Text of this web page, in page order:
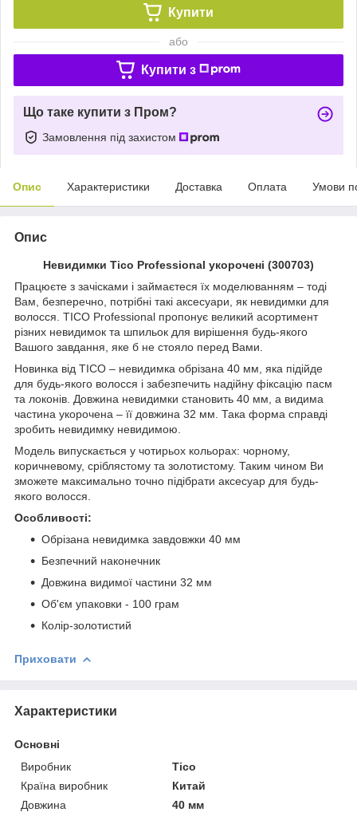
Купити
або
Купити з
Що таке купити з Пром?
Замовлення під захистом
Опис Характеристики Доставка Оплата Умови
Опис
Невидимки Tico Professional укорочені (300703)
Працюєте з зачісками і займаєтеся їх моделюванням – тоді
Вам, безперечно, потрібні такі аксесуари, як невидимки для
волосся. TICO Professional пропонує великий асортимент
різних невидимок та шпильок для вирішення будь-якого
Вашого завдання, яке б не стояло перед Вами.
Новинка від TICO – невидимка обрізана 40 мм, яка підійде
для будь-якого волосся і забезпечить надійну фіксацію пасм
та локонів. Довжина невидимки становить 40 мм, а видима
частина укорочена – її довжина 32 мм. Така форма справді
зробить невидимку невидимою.
Модель випускається у чотирьох кольорах: чорному,
коричневому, сріблястому та золотистому. Таким чином Ви
зможете максимально точно підібрати аксесуар для будь-
якого волосся.
Особливості:
Обрізана невидимка завдовжки 40 мм
Безпечний наконечник
Довжина видимої частини 32 мм
Об'єм упаковки - 100 грам
Колір-золотистий
Приховати
Характеристики
Основні
Виробник
Tico
Країна виробник
Китай
Довжина
40 мм